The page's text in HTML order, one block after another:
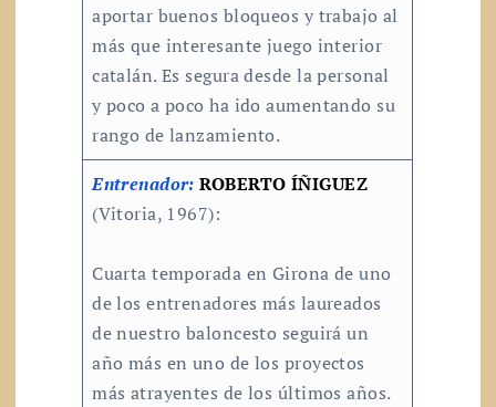
aportar buenos bloqueos y trabajo al
más que interesante juego interior
catalán. Es segura desde la personal
y poco a poco ha ido aumentando su
rango de lanzamiento.
Entrenador: ROBERTO ÍÑIGUEZ
(Vitoria, 1967):
Cuarta temporada en Girona de uno
de los entrenadores más laureados
de nuestro baloncesto seguirá un
año más en uno de los proyectos
más atrayentes de los últimos años.